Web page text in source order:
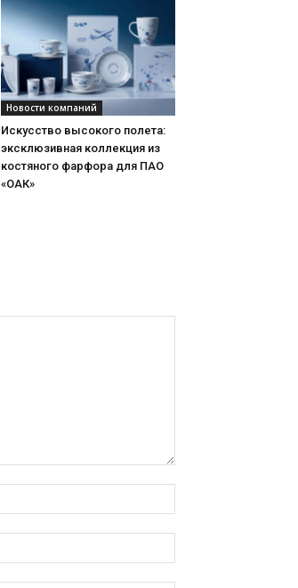
Новости компаний
Искусство высокого полета:
эксклюзивная коллекция из
костяного фарфора для ПАО
«ОАК»